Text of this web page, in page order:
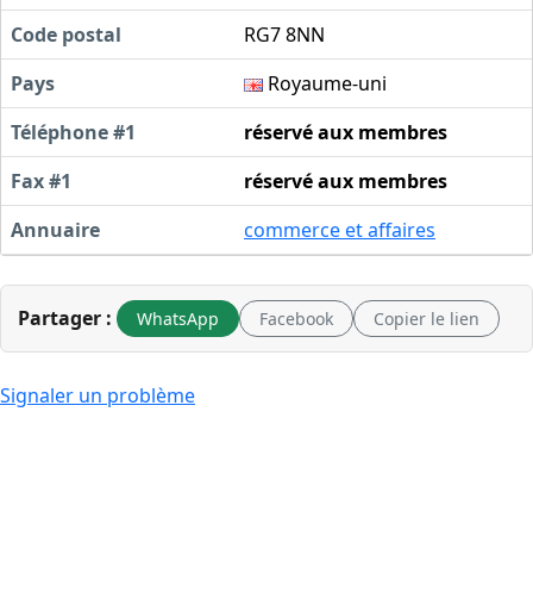
Code postal
RG7 8NN
Pays
Royaume-uni
Téléphone #1
réservé aux membres
Fax #1
réservé aux membres
Annuaire
commerce et affaires
Partager : WhatsApp Facebook Copier le lien
Signaler un problème